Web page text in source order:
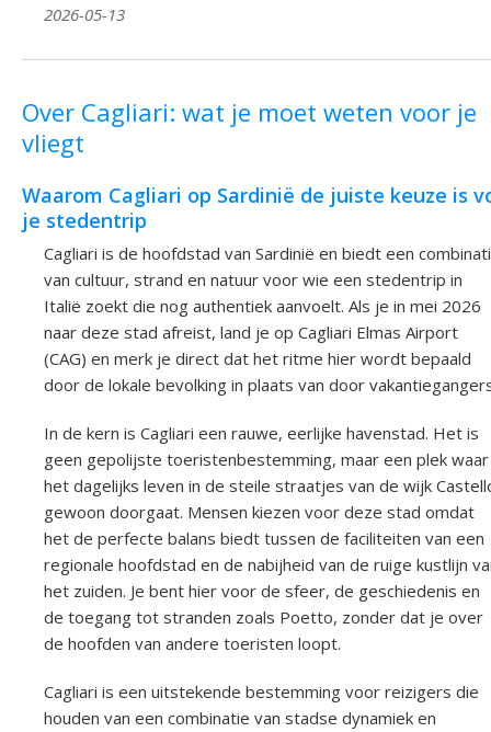
2026-05-13
Over Cagliari: wat je moet weten voor je
vliegt
Waarom Cagliari op Sardinië de juiste keuze is
je stedentrip
Cagliari is de hoofdstad van Sardinië en biedt een
van cultuur, strand en natuur voor wie een stedentrip in
Italië zoekt die nog authentiek aanvoelt. Als je in mei 2026
naar deze stad afreist, land je op Cagliari Elmas Airport
(CAG) en merk je direct dat het ritme hier wordt bepaald
door de lokale bevolking in plaats van door
In de kern is Cagliari een rauwe, eerlijke havenstad. Het is
geen gepolijste toeristenbestemming, maar een plek waar
het dagelijks leven in de steile straatjes van de wijk
gewoon doorgaat. Mensen kiezen voor deze stad omdat
het de perfecte balans biedt tussen de faciliteiten van een
regionale hoofdstad en de nabijheid van de ruige kustlijn
het zuiden. Je bent hier voor de sfeer, de geschiedenis en
de toegang tot stranden zoals Poetto, zonder dat je over
de hoofden van andere toeristen loopt.
Cagliari is een uitstekende bestemming voor reizigers die
houden van een combinatie van stadse dynamiek en